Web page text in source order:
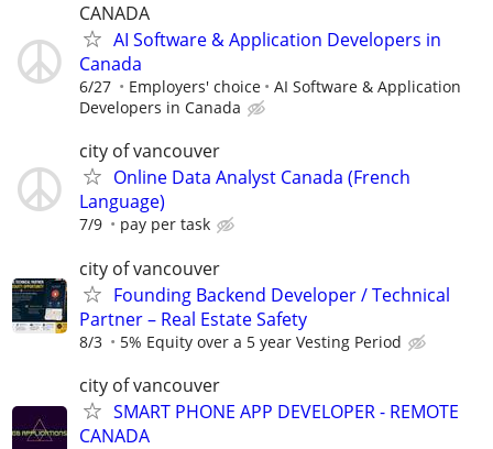
CANADA
AI Software & Application Developers in
Canada
6/27 Employers' choice
AI Software & Application
Developers in Canada
city of vancouver
Online Data Analyst Canada (French
Language)
7/9 pay per task
city of vancouver
Founding Backend Developer / Technical
Partner – Real Estate Safety
8/3 5% Equity over a 5 year Vesting Period
city of vancouver
SMART PHONE APP DEVELOPER - REMOTE
CANADA